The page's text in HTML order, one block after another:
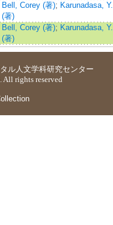
Bell, Corey (著); Karunadasa, Y.
(著)
Bell, Corey (著); Karunadasa, Y.
(著)
ル人文学科研究センター
rights reserved